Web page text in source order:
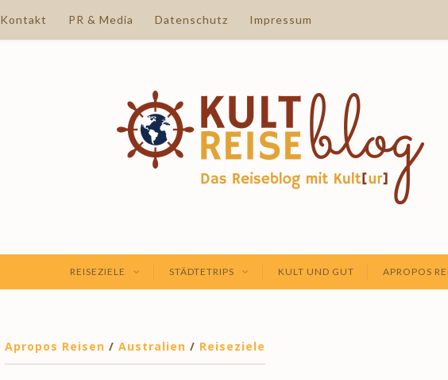
Kontakt PR & Media Datenschutz Impressum
REISEZIELE STÄDTETRIPS KULT UND GUT APROPOS
Apropos Reisen / Australien / Reiseziele